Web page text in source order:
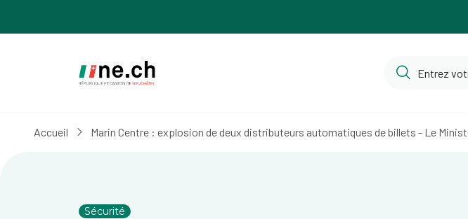
Accueil Marin Centre : explosion de deux distributeurs automatiques de billets - Le
Sécurité